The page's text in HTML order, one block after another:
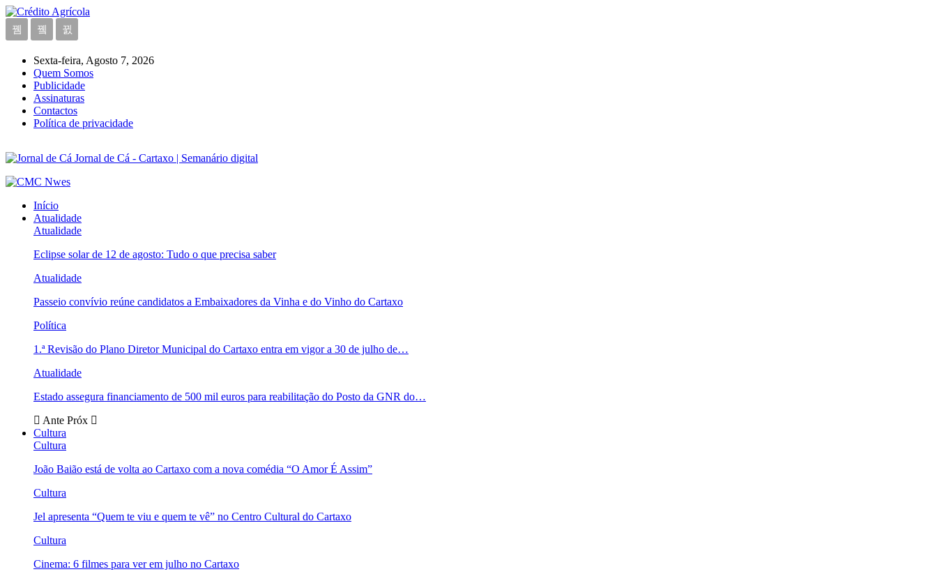
Sexta-feira, Agosto 7, 2026
Quem Somos
Publicidade
Assinaturas
Contactos
Política de privacidade
Jornal de Cá - Cartaxo | Semanário digital
Início
Atualidade
Atualidade
Eclipse solar de 12 de agosto: Tudo o que precisa saber
Atualidade
Passeio convívio reúne candidatos a Embaixadores da Vinha e do Vinho do Cartaxo
Política
1.ª Revisão do Plano Diretor Municipal do Cartaxo entra em vigor a 30 de julho de…
Atualidade
Estado assegura financiamento de 500 mil euros para reabilitação do Posto da GNR do…
Ante Próx
Cultura
Cultura
João Baião está de volta ao Cartaxo com a nova comédia “O Amor É Assim”
Cultura
Jel apresenta “Quem te viu e quem te vê” no Centro Cultural do Cartaxo
Cultura
Cinema: 6 filmes para ver em julho no Cartaxo